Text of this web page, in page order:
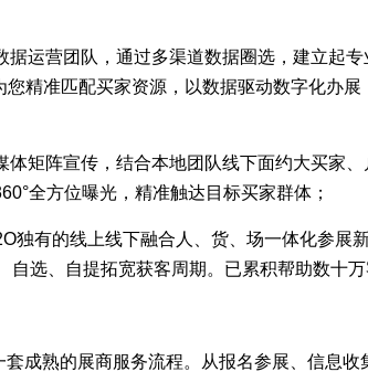
据运营团队，通过多渠道数据圈选，建立起
精准匹配买家资源，以数据驱动数字化办
体矩阵宣传，结合本地团队线下面约大买家
全方位曝光，精准触达目标买家群体；
独有的线上线下融合人、货、场一体化参展
选、自提拓宽获客周期。已累积帮助数十万
成熟的展商服务流程。从报名参展、信息